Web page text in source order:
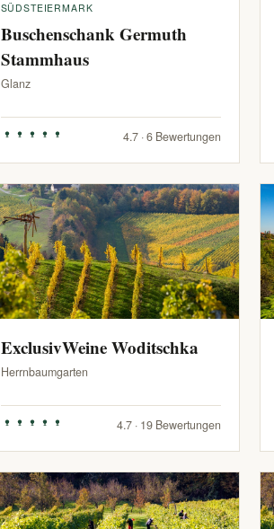
SÜDSTEIERMARK
Buschenschank Germuth
Stammhaus
Glanz
4.7 · 6 Bewertungen
ExclusivWeine Woditschka
Herrnbaumgarten
4.7 · 19 Bewertungen